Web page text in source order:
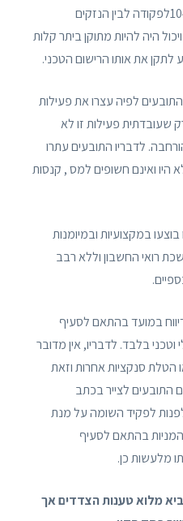
אי דיווח במועד בהתאם לסעיף 104לפקודה לבין הנזקים
היה להיות מתוקן ביתר קלות
לתקן את אותו הרישום הטכני.
לפיה עצרו את פעילות
שעובדתית פעילות זו לא
לדבריו התובעים עתרו
היו ואינם חשופים למס , קנסות
בוצעו במקצועיות ובמיומנות
רואי החשבון וללא רבב
במועד בהתאם לסעיף
וטכני בלבד. לדבריו, אין מדובר
הטלת סנקציות אחרות וזאת
התובעים לצייר בכתב
לפקיד השומה על מנת
בהתאם לסעיף
מלוא טענות הצדדים אך